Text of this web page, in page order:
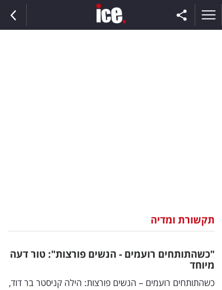
וצרכנות
דיגיטל
וטק
תקשורת ומדיה
"כשהתותחים רועמים - הנשים פורצות": טור דעה
מיוחד
כשהתותחים רועמים – הנשים פורצות: הילה קניסטר בר דוד,